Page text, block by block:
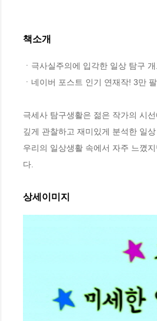
책소개
ㆍ극사실주의에 입각한 일상 탐구
ㆍ네이버 포스트 인기 연재작! 3만
극세사 탐구생활은 젊은 작가의 시
깊게 관찰하고 재미있게 분석한 일
우리의 일상생활 속에서 자주 느꼈
다.
상세이미지